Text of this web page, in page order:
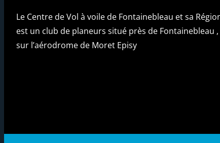
Le Centre de Vol à voile de Fontainebleau et sa
est un club de planeurs situé près de Fontainebleau ,
sur l’aérodrome de Moret Episy